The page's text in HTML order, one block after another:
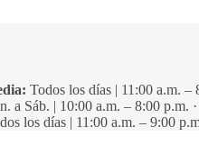
Todos los días | 11:00 a.m. –
a Sáb. | 10:00 a.m. – 8:00 p.m.
los días | 11:00 a.m. – 9:00